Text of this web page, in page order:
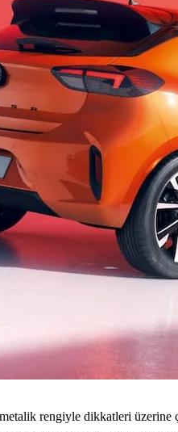
rengiyle dikkatleri üzerine